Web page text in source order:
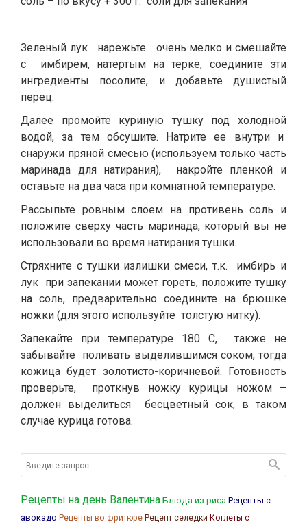
Зеленый лук нарежьте очень мелко и смешайте
с имбирем, натертым на терке, соедините эти
ингредиенты посолите, и добавьте душистый
перец.
Далее промойте куриную тушку под холодной
водой, за тем обсушите. Натрите ее внутри и
снаружи пряной смесью (используем только часть
маринада для натирания), накройте пленкой и
оставьте на два часа при комнатной температуре.
Рассыпьте ровным слоем на противень соль и
положите сверху часть маринада, который вы не
использовали во время натирания тушки.
Стряхните с тушки излишки смеси, т.к. имбирь и
лук при запекании может гореть, положите тушку
на соль, предварительно соедините на брюшке
ножки (для этого используйте толстую нитку).
Запекайте при температуре 180 С, также не
забывайте поливать выделившимся соком, тогда
кожица будет золотисто-коричневой. Готовность
проверьте, проткнув ножку курицы ножом –
должен выделиться бесцветный сок, в таком
случае курица готова.
Рецепты на день Валентина Блюда из риса Рецепты с
авокадо Рецепты во фритюре Рецепт селедки Котлеты с